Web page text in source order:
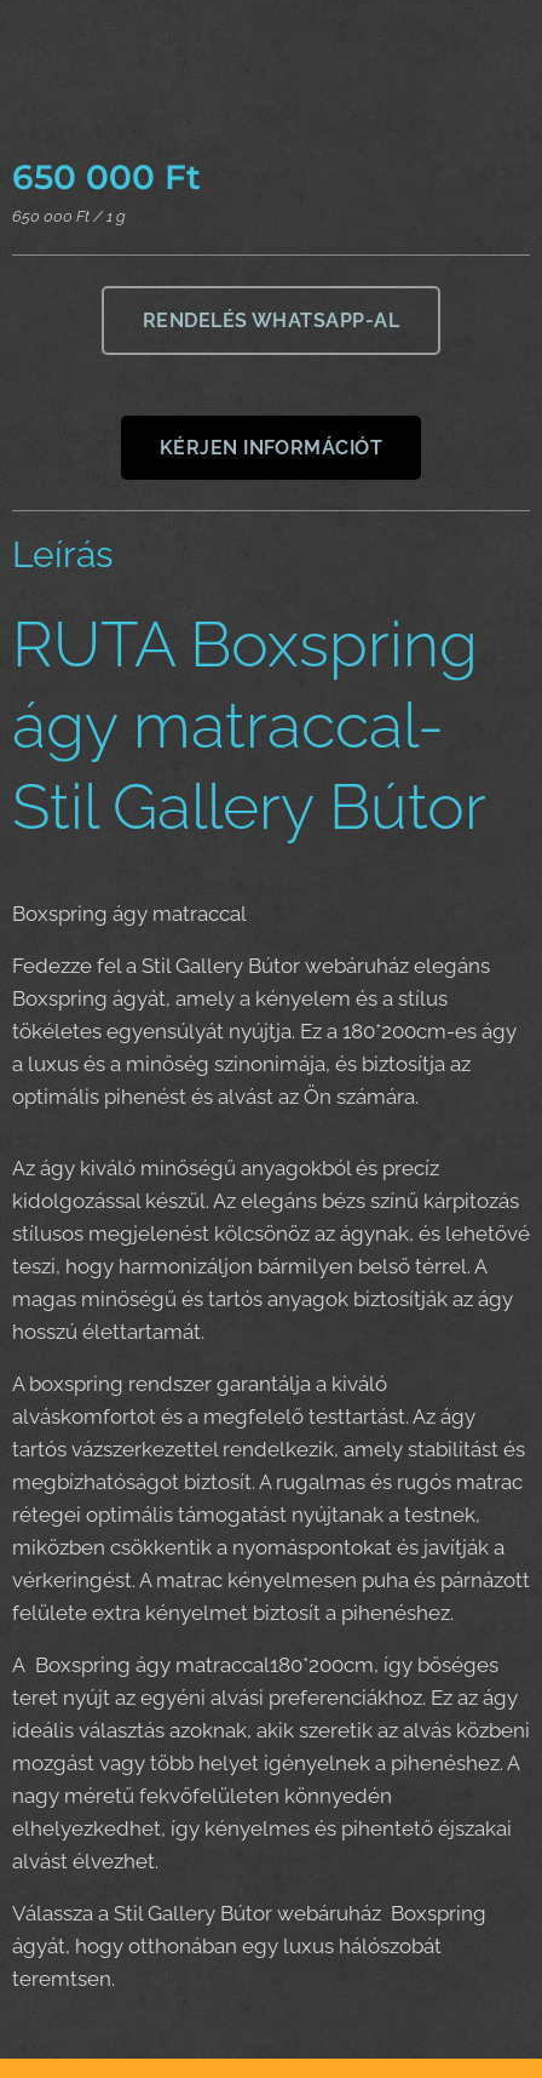
650 000 Ft
650 000 Ft / 1 g
RENDELÉS WHATSAPP-AL
KÉRJEN INFORMÁCIÓT
Leírás
RUTA Boxspring
ágy matraccal-
Stil Gallery Bútor
Boxspring ágy matraccal
Fedezze fel a Stil Gallery Bútor webáruház elegáns
Boxspring ágyát, amely a kényelem és a stílus
tökéletes egyensúlyát nyújtja. Ez a 180*200cm-es ágy
a luxus és a minőség szinonimája, és biztosítja az
optimális pihenést és alvást az Ön számára.
Az ágy kiváló minőségű anyagokból és precíz
kidolgozással készül. Az elegáns bézs színű kárpitozás
stílusos megjelenést kölcsönöz az ágynak, és lehetővé
teszi, hogy harmonizáljon bármilyen belső térrel. A
magas minőségű és tartós anyagok biztosítják az ágy
hosszú élettartamát.
A boxspring rendszer garantálja a kiváló
alváskomfortot és a megfelelő testtartást. Az ágy
tartós vázszerkezettel rendelkezik, amely stabilitást és
megbízhatóságot biztosít. A rugalmas és rugós matrac
rétegei optimális támogatást nyújtanak a testnek,
miközben csökkentik a nyomáspontokat és javítják a
vérkeringést. A matrac kényelmesen puha és párnázott
felülete extra kényelmet biztosít a pihenéshez.
A Boxspring ágy matraccal180*200cm, így bőséges
teret nyújt az egyéni alvási preferenciákhoz. Ez az ágy
ideális választás azoknak, akik szeretik az alvás közbeni
mozgást vagy több helyet igényelnek a pihenéshez. A
nagy méretű fekvőfelületen könnyedén
elhelyezkedhet, így kényelmes és pihentető éjszakai
alvást élvezhet.
Válassza a Stil Gallery Bútor webáruház Boxspring
ágyát, hogy otthonában egy luxus hálószobát
teremtsen.